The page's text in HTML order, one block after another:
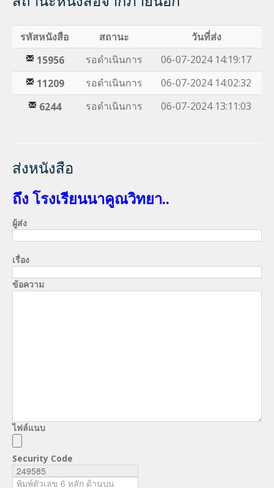
รหัสหนังสือ สถานะ
วันที่ส่ง
15956
รอดำเนินการ
06-07-2024 14:19:17
11209
รอดำเนินการ
06-07-2024 14:02:32
6244
รอดำเนินการ 06-07-2024 13:11:03
ส่งหนังสือ
ถึง โรงเรียนนาคูณวิทยา..
ผู้ส่ง
เรื่อง
ข้อความ
ไฟล์แนบ
Security Code